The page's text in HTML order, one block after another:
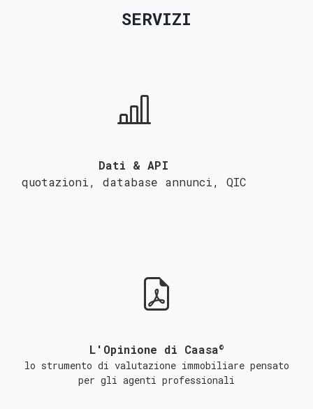
SERVIZI
Dati & API
quotazioni, database annunci, QIC
L'Opinione di Caasa©
lo strumento di valutazione immobiliare pensato
per gli agenti professionali